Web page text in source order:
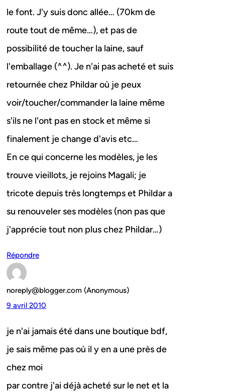
le font. J'y suis donc allée… (70km de
route tout de même…), et pas de
possibilité de toucher la laine, sauf
l'emballage (^^). Je n'ai pas acheté et suis
retournée chez Phildar où je peux
voir/toucher/commander la laine même
s'ils ne l'ont pas en stock et même si
finalement je change d'avis etc…
En ce qui concerne les modèles, je les
trouve vieillots, je rejoins Magali; je
tricote depuis très longtemps et Phildar a
su renouveler ses modèles (non pas que
j'apprécie tout non plus chez Phildar…)
Répondre
noreply@blogger.com (Anonymous)
9 avril 2010
je n'ai jamais été dans une boutique bdf,
je sais même pas où il y en a une près de
chez moi
par contre j'ai déjà acheté sur le net et la